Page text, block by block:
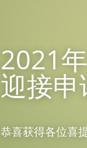
2021
迎接申
恭喜获得各位喜